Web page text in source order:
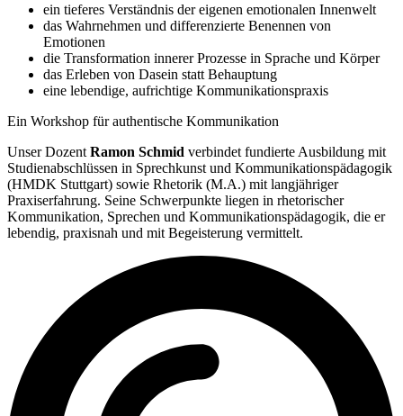
ein tieferes Verständnis der eigenen emotionalen Innenwelt
das Wahrnehmen und differenzierte Benennen von
Emotionen
die Transformation innerer Prozesse in Sprache und Körper
das Erleben von Dasein statt Behauptung
eine lebendige, aufrichtige Kommunikationspraxis
Ein Workshop für authentische Kommunikation
Unser Dozent Ramon Schmid verbindet fundierte Ausbildung mit
Studienabschlüssen in Sprechkunst und Kommunikationspädagogik
(HMDK Stuttgart) sowie Rhetorik (M.A.) mit langjähriger
Praxiserfahrung. Seine Schwerpunkte liegen in rhetorischer
Kommunikation, Sprechen und Kommunikationspädagogik, die er
lebendig, praxisnah und mit Begeisterung vermittelt.